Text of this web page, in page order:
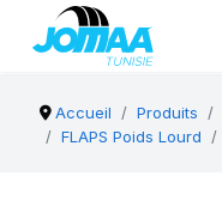
Accueil Produits
FLAPS Poids Lourd